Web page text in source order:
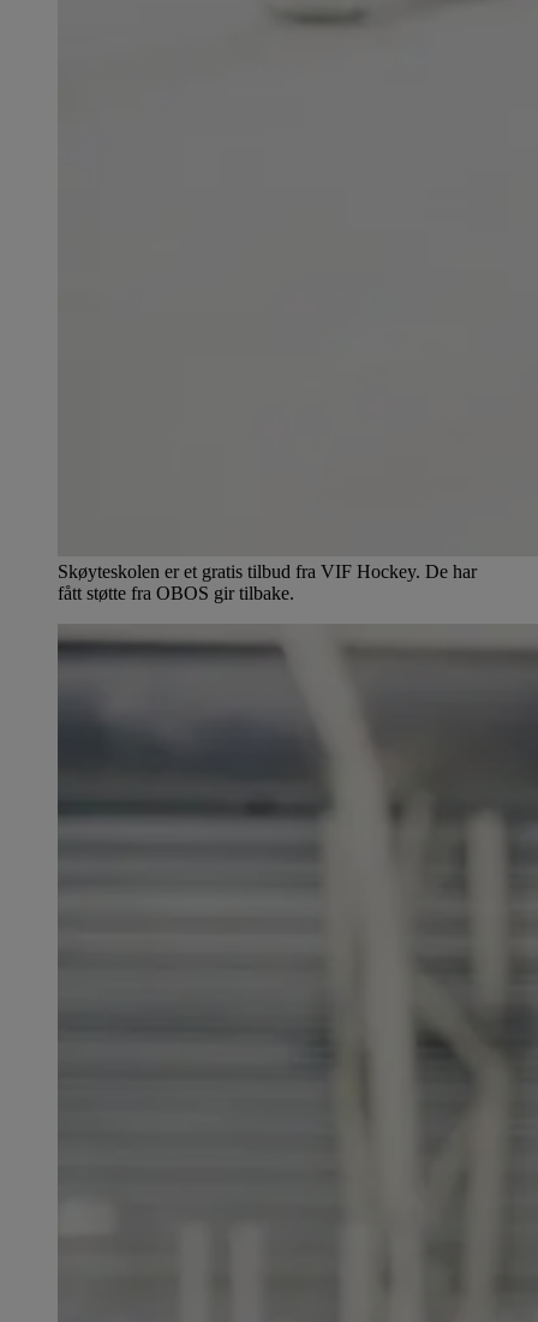
Skøyteskolen er et gratis tilbud fra VIF Hockey. De har
fått støtte fra OBOS gir tilbake.